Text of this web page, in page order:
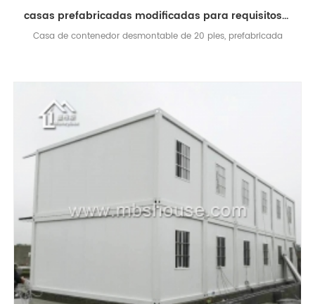
casas prefabricadas modificadas para requisitos particulares del envase del paquete plano desmontable del envase
Casa de contenedor desmontable de 20 pies, prefabricada